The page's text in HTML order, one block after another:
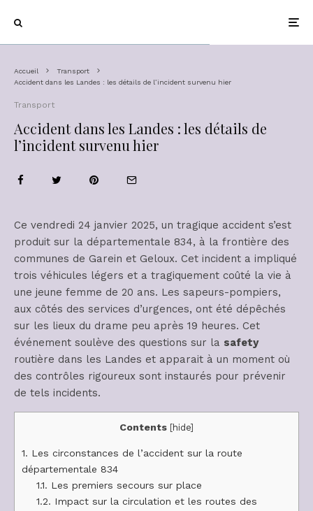
Accueil
Transport
Accident dans les Landes : les détails de l’incident survenu hier
Transport
Accident dans les Landes : les détails de
l’incident survenu hier
Ce vendredi 24 janvier 2025, un tragique accident s’est
produit sur la départementale 834, à la frontière des
communes de Garein et Geloux. Cet incident a impliqué
trois véhicules légers et a tragiquement coûté la vie à
une jeune femme de 20 ans. Les sapeurs-pompiers,
aux côtés des services d’urgences, ont été dépêchés
sur les lieux du drame peu après 19 heures. Cet
événement soulève des questions sur la safety
routière dans les Landes et apparait à un moment où
des contrôles rigoureux sont instaurés pour prévenir
de tels incidents.
Contents [hide]
1. Les circonstances de l’accident sur la route
départementale 834
1.1. Les premiers secours sur place
1.2. Impact sur la circulation et les routes des